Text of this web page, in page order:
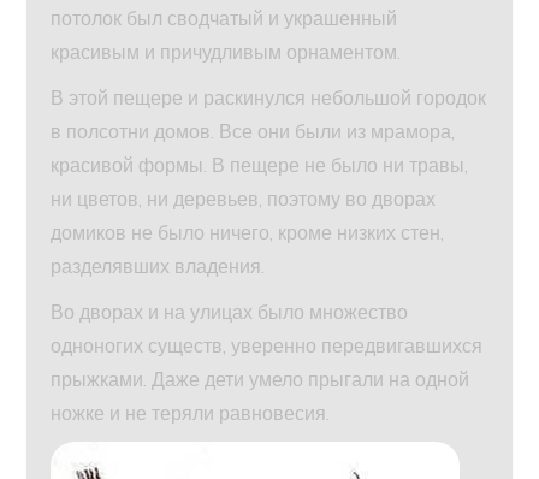
потолок был сводчатый и украшенный
красивым и причудливым орнаментом.
В этой пещере и раскинулся небольшой городок
в полсотни домов. Все они были из мрамора,
красивой формы. В пещере не было ни травы,
ни цветов, ни деревьев, поэтому во дворах
домиков не было ничего, кроме низких стен,
разделявших владения.
Во дворах и на улицах было множество
одноногих существ, уверенно передвигавшихся
прыжками. Даже дети умело прыгали на одной
ножке и не теряли равновесия.